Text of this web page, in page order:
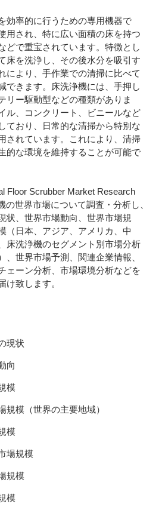
効率的に行うための専用機器で
用され、特に広い面積の床を持つ
どで重宝されています。特徴とし
床を洗浄し、その後水分を吸引す
により、手作業での清掃に比べて
できます。床洗浄機には、手押し
リー駆動型などの種類がありま
ル、コンクリート、ビニールなど
ており、日常的な清掃から特別な
されています。これにより、清掃
的な環境を維持することが可能で
Floor Scrubber Market Research
の世界市場について調査・分析し、
状、世界市場動向、世界市場規
（日本、アジア、アメリカ、中
床洗浄機のセグメント別市場分析
、世界市場予測、関連企業情報、
ェーン分析、市場環境分析などを
け致します。
現状
向
模
規模（世界の主要地域）
模
場規模
規模
模